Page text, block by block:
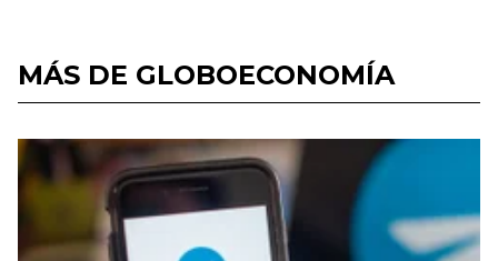
MÁS DE GLOBOECONOMÍA